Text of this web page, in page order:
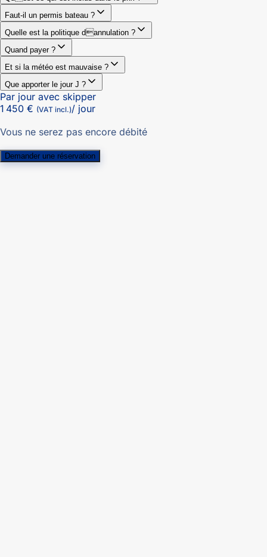
Faut-il un permis bateau ?
Quelle est la politique dannulation ?
Quand payer ?
Et si la météo est mauvaise ?
Que apporter le jour J ?
Par jour avec skipper
1 450 € (VAT incl.)/ jour
Vous ne serez pas encore débité
Demander une réservation